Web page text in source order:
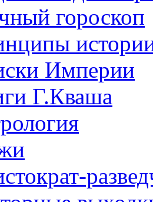
гороскоп
Империи
Г.Кваша